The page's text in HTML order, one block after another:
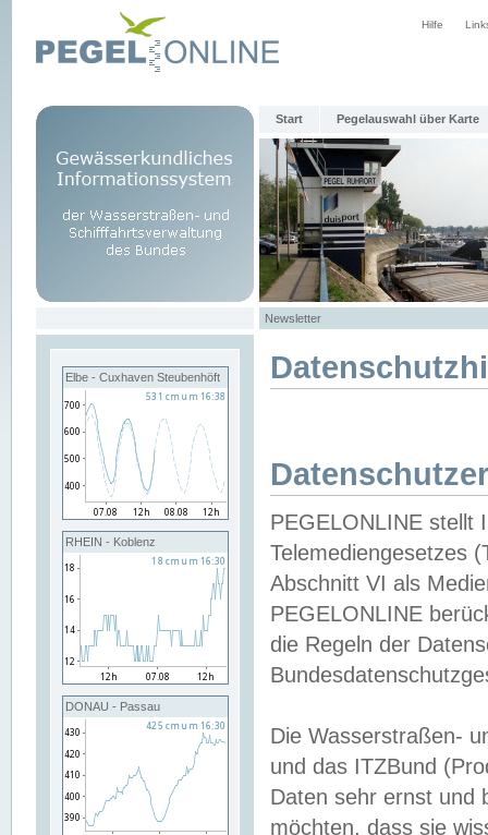
Hilfe
Start Pegelauswahl über Karte
Newsletter
Elbe - Cuxhaven Steubenhöft
RHEIN - Koblenz
DONAU - Passau
PEGELONLINE stellt
Telemediengesetzes
Abschnitt VI als
PEGELONLINE
die Regeln der
Die Wasserstraßen-
und das ITZBund
Daten sehr ernst und
möchten, dass sie